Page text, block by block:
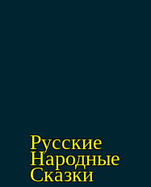
Русские
Народные
Сказки